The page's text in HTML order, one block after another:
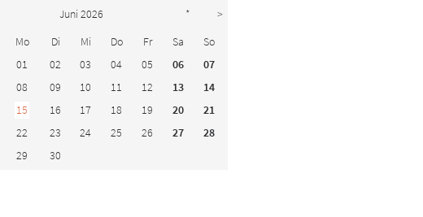
Juni 2026 *
>
Mo Di Mi Do Fr Sa
So
01 02 03 04 05 06
07
08 09 10 11 12 13
14
15 16 17 18 19 20
21
22 23 24 25 26 27
28
29 30